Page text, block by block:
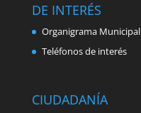
DE INTERÉS
Organigrama Municipal
Teléfonos de interés
CIUDADANÍA